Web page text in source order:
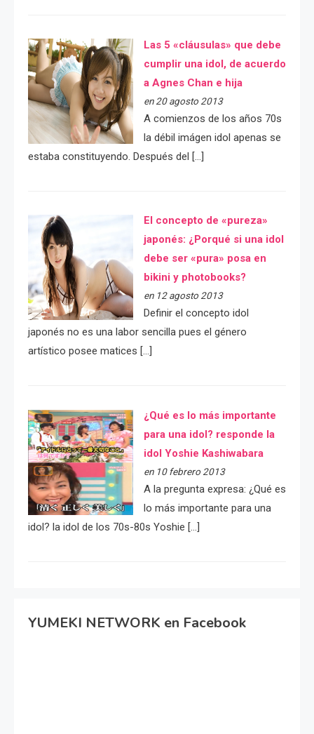
Las 5 «cláusulas» que debe
cumplir una idol, de acuerdo
a Agnes Chan e hija
en 20 agosto 2013
A comienzos de los años 70s
la débil imágen idol apenas se
estaba constituyendo. Después del […]
El concepto de «pureza»
japonés: ¿Porqué si una idol
debe ser «pura» posa en
bikini y photobooks?
en 12 agosto 2013
Definir el concepto idol
japonés no es una labor sencilla pues el género
artístico posee matices […]
¿Qué es lo más importante
para una idol? responde la
idol Yoshie Kashiwabara
en 10 febrero 2013
A la pregunta expresa: ¿Qué es
lo más importante para una
idol? la idol de los 70s-80s Yoshie […]
YUMEKI NETWORK en Facebook